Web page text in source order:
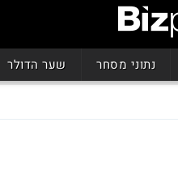
נתוני מסחר שער הדולר